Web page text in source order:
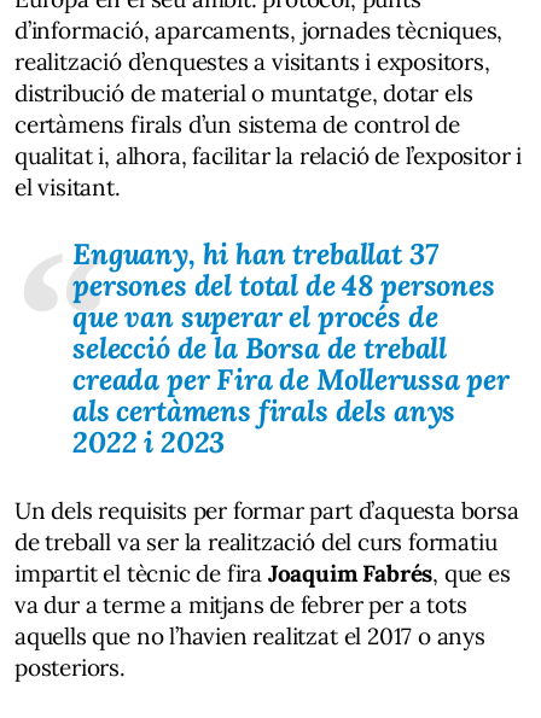
d’informació, aparcaments, jornades tècniques,
realització d’enquestes a visitants i expositors,
distribució de material o muntatge, dotar els
certàmens firals d’un sistema de control de
qualitat i, alhora, facilitar la relació de l’expositor i
el visitant.
Enguany, hi han treballat 37
persones del total de 48 persones
que van superar el procés de
selecció de la Borsa de treball
creada per Fira de Mollerussa per
als certàmens firals dels anys
2022 i 2023
Un dels requisits per formar part d’aquesta borsa
de treball va ser la realització del curs formatiu
impartit el tècnic de fira Joaquim Fabrés, que es
va dur a terme a mitjans de febrer per a tots
aquells que no l’havien realitzat el 2017 o anys
posteriors.